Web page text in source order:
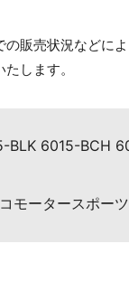
販売状況などに
します。
BLK 6015-BCH
モータースポー